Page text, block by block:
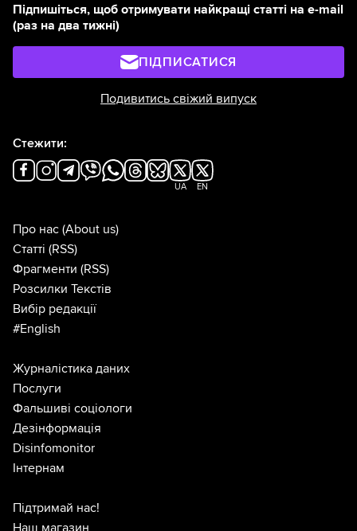
Підпишіться, щоб отримувати найкращі статті на e-mail
(раз на два тижні)
ПІДПИСАТИСЯ
Подивитись свіжий випуск
Стежити:
UA EN
Про нас (About us)
Статті (RSS)
Фрагменти (RSS)
Розсилки Текстів
Вибір редакції
#English
Журналістика даних
Послуги
Фальшиві соціологи
Дезінформація
Disinfomonitor
Інтернам
Підтримай нас!
Наш магазин